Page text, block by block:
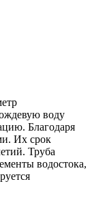
воду
Благодаря
Их срок
Труба
водостока,